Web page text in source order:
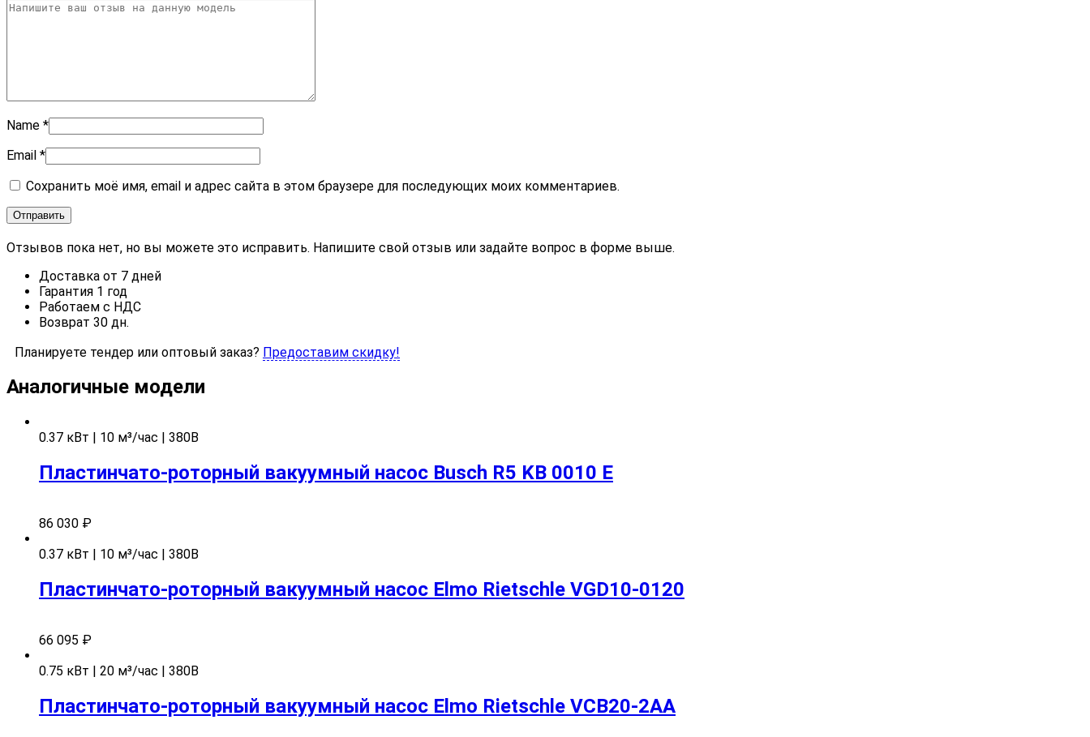
Name *
Email *
Сохранить моё имя, email и адрес сайта в этом браузере для последующих моих комментариев.
Отзывов пока нет, но вы можете это исправить. Напишите свой отзыв или задайте вопрос в форме выше.
Доставка от 7 дней
Гарантия 1 год
Работаем с НДС
Возврат 30 дн.
Планируете тендер или оптовый заказ? Предоставим скидку!
Аналогичные модели
0.37 кВт | 10 м³/час | 380В
Пластинчато-роторный вакуумный насос Busch R5 KB 0010 E
86 030 ₽
0.37 кВт | 10 м³/час | 380В
Пластинчато-роторный вакуумный насос Elmo Rietschle VGD10-0120
66 095 ₽
0.75 кВт | 20 м³/час | 380В
Пластинчато-роторный вакуумный насос Elmo Rietschle VCB20-2AA